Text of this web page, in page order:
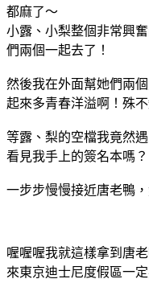
都麻了～
小露、小梨整個非常興
們兩個一起去了！
然後我在外面幫她們兩
起來多青春洋溢啊！殊
等露、梨的空檔我竟然遇
看見我手上的簽名本嗎？
一步步慢慢接近唐老鴨
喔喔喔我就這樣拿到唐
來東京迪士尼度假區一